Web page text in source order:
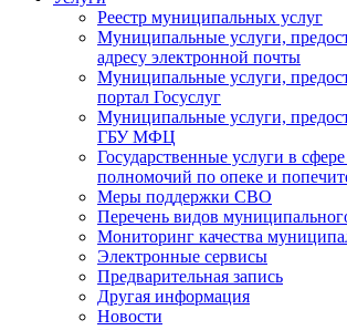
Реестр муниципальных услуг
Муниципальные услуги,
адресу электронной почты
Муниципальные услуги,
портал Госуслуг
Муниципальные услуги,
ГБУ МФЦ
Государственные услуги в
полномочий по опеке и
Меры поддержки СВО
Перечень видов
Мониторинг качества
Электронные сервисы
Предварительная запись
Другая информация
Новости